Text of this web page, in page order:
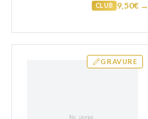
CLUB 9,50€ →
GRAVURE